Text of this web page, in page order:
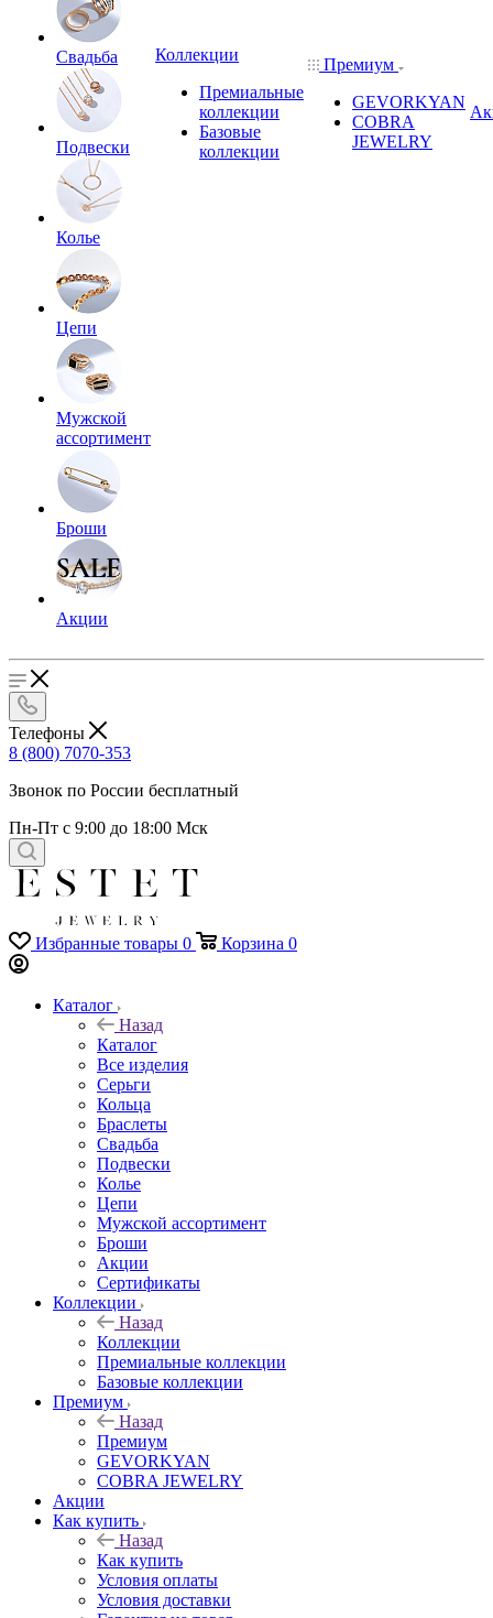
Свадьба
Подвески
Колье
Цепи
Мужской
ассортимент
Броши
Акции
Коллекции
Премиальные
коллекции
Базовые
коллекции
Премиум
GEVORKYAN
COBRA
JEWELRY
Телефоны
8 (800) 7070-353
Звонок по России бесплатный
Пн-Пт с 9:00 до 18:00 Мск
Избранные товары 0 Корзина 0
Каталог
Назад
Каталог
Все изделия
Серьги
Кольца
Браслеты
Свадьба
Подвески
Колье
Цепи
Мужской ассортимент
Броши
Акции
Сертификаты
Коллекции
Назад
Коллекции
Премиальные коллекции
Базовые коллекции
Премиум
Назад
Премиум
GEVORKYAN
COBRA JEWELRY
Акции
Как купить
Назад
Как купить
Условия оплаты
Условия доставки